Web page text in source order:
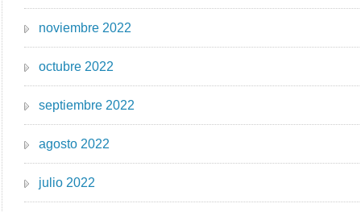
noviembre 2022
octubre 2022
septiembre 2022
agosto 2022
julio 2022